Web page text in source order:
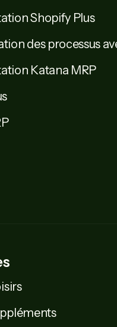
Shopify Plus
des processus
Katana MRP